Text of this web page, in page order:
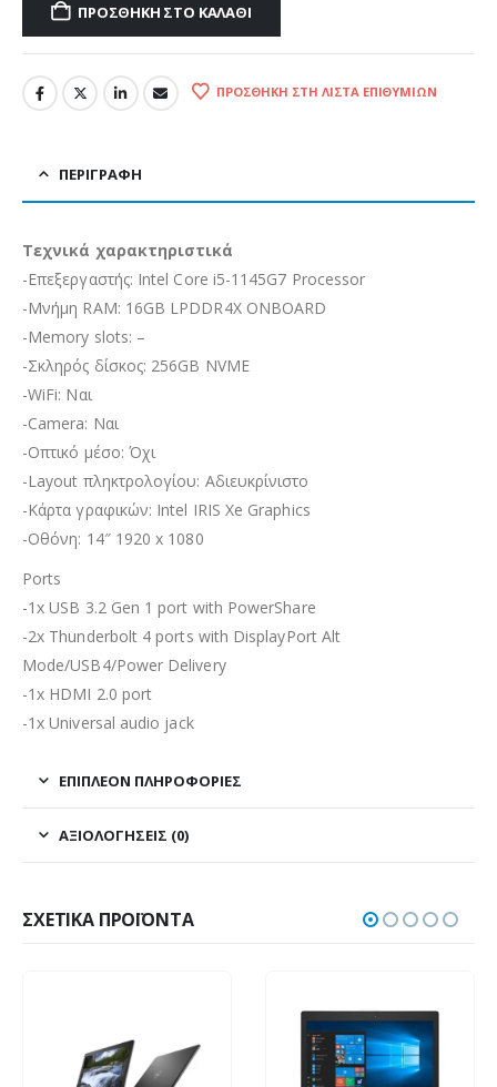
ΠΡΟΣΘΉΚΗ ΣΤΟ ΚΑΛΆΘΙ
ΠΡΟΣΘΉΚΗ ΣΤΗ ΛΊΣΤΑ ΕΠΙΘΥΜΙΏΝ
ΠΕΡΙΓΡΑΦΉ
Τεχνικά χαρακτηριστικά
-Επεξεργαστής: Intel Core i5-1145G7 Processor
-Μνήμη RAM: 16GB LPDDR4X ONBOARD
-Memory slots: –
-Σκληρός δίσκος: 256GB NVME
-WiFi: Ναι
-Camera: Ναι
-Οπτικό μέσο: Όχι
-Layout πληκτρολογίου: Αδιευκρίνιστo
-Κάρτα γραφικών: Intel IRIS Xe Graphics
-Οθόνη: 14″ 1920 x 1080
Ports
-1x USB 3.2 Gen 1 port with PowerShare
-2x Thunderbolt 4 ports with DisplayPort Alt
Mode/USB4/Power Delivery
-1x HDMI 2.0 port
-1x Universal audio jack
ΕΠΙΠΛΈΟΝ ΠΛΗΡΟΦΟΡΊΕΣ
ΑΞΙΟΛΟΓΉΣΕΙΣ (0)
ΣΧΕΤΙΚΆ ΠΡΟΪΌΝΤΑ